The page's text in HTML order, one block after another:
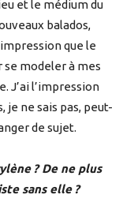
et le médium du
balados,
que le
modeler à mes
J’ai l’impression
je ne sais pas, peut-
de sujet.
? De ne plus
sans elle ?